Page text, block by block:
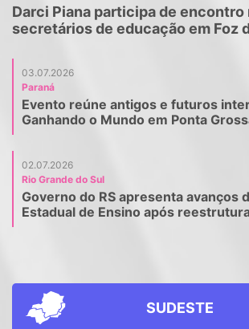
Darci Piana participa de encontro
secretários de educação em Foz
03.07.2026
Paraná
Evento reúne antigos e futuros
Ganhando o Mundo em Ponta
02.07.2026
Rio Grande do Sul
Governo do RS apresenta avanços
Estadual de Ensino após
SUDESTE